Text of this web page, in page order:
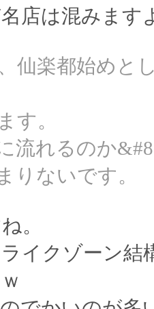
店は混みます
仙楽都始めと
す。
流れるのか
りないです。
。
イクゾーン結